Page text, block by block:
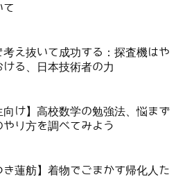
て
考え抜いて成功する：探査機はや
ける、日本技術者の力
向け】高校数学の勉強法、悩まず
やり方を調べてみよう
き蓮舫】着物でごまかす帰化人た